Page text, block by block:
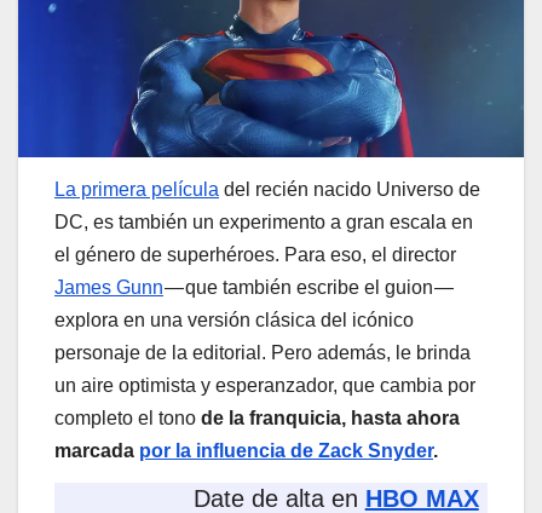
La primera película del recién nacido Universo de
DC, es también un experimento a gran escala en
el género de superhéroes. Para eso, el director
James Gunn— que también escribe el guion —
explora en una versión clásica del icónico
personaje de la editorial. Pero además, le brinda
un aire optimista y esperanzador, que cambia por
completo el tono de la franquicia, hasta ahora
marcada por la influencia de Zack Snyder.
Date de alta en HBO MAX